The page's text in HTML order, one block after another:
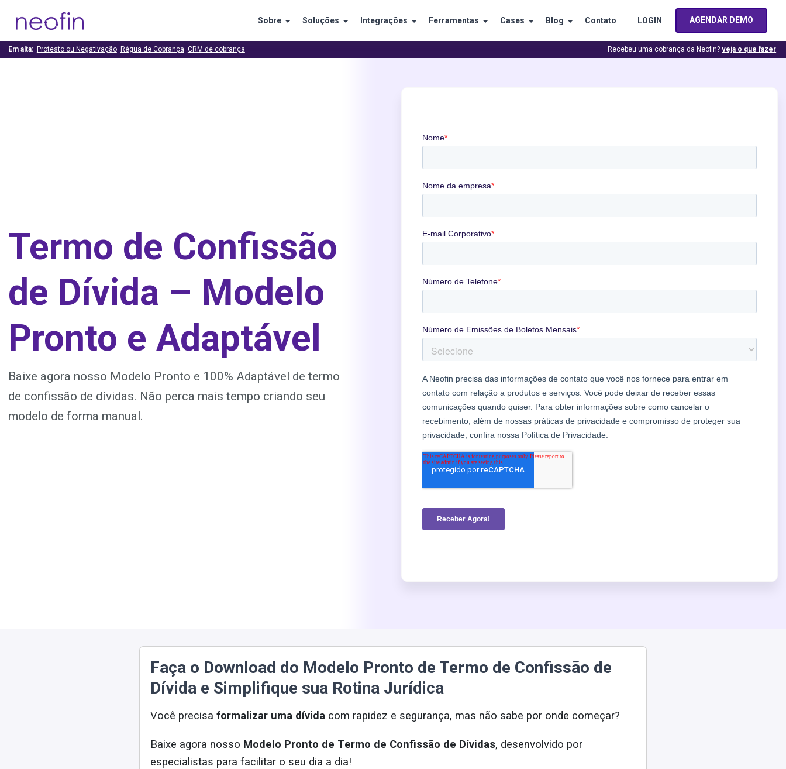
Sobre Soluções Integrações Ferramentas Cases Blog Contato LOGIN AGENDAR DEMO
Em alta: Protesto ou Negativação Régua de Cobrança CRM de cobrança Recebeu uma cobrança da Neofin?veja o que fazer.
Termo de Confissão
de Dívida – Modelo
Pronto e Adaptável
Baixe agora nosso Modelo Pronto e 100% Adaptável de termo
de confissão de dívidas. Não perca mais tempo criando seu
modelo de forma manual.
Faça o Download do Modelo Pronto de Termo de Confissão de
Dívida e Simplifique sua Rotina Jurídica
Você precisaformalizar uma dívida com rapidez e segurança, mas não sabe por onde começar?
Baixe agora nosso Modelo Pronto de Termo de Confissão de Dívidas, desenvolvido por
especialistas para facilitar o seu dia a dia!